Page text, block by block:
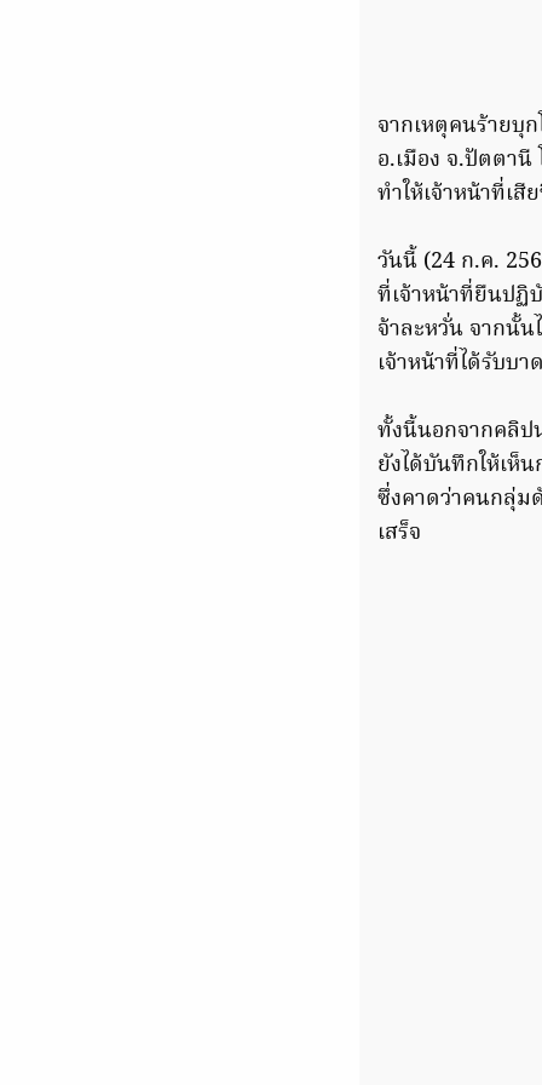
จากเหตุคนร้ายบุ
อ.เมือง จ.ปัตตานี
ทำให้เจ้าหน้าที่เ
วันนี้ (24 ก.ค.
ที่เจ้าหน้าที่ยืนปฏิ
จ้าละหวั่น จากนั้
เจ้าหน้าที่ได้รับบ
ทั้งนี้นอกจากคลิป
ยังได้บันทึกให้เห็
ซึ่งคาดว่าคนกลุ่ม
เสร็จ